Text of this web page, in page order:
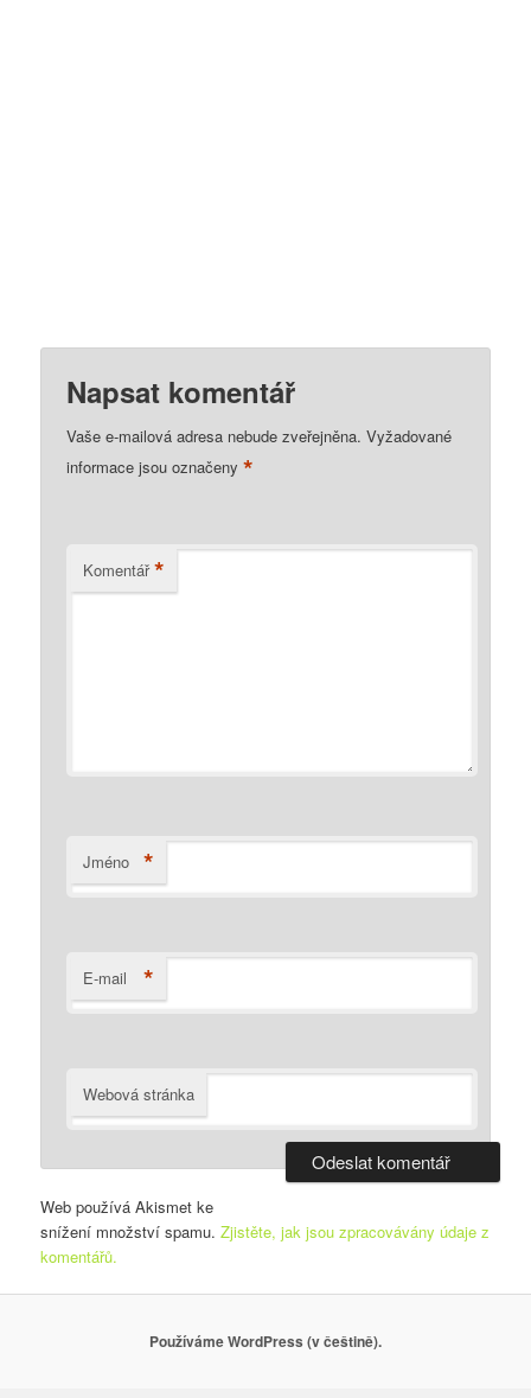
Napsat komentář
Vaše e-mailová adresa nebude zveřejněna. Vyžadované
informace jsou označeny*
Komentář *
Jméno *
E-mail *
Webová stránka
Web používá Akismet ke
snížení množství spamu.Zjistěte, jak jsou zpracovávány údaje z
komentářů.
Používáme WordPress (v češtině).